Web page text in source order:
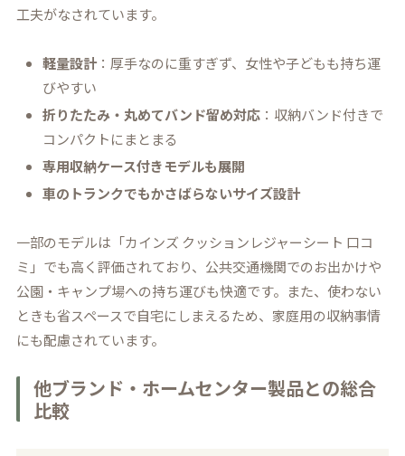
工夫がなされています。
軽量設計：厚手なのに重すぎず、女性や子どもも持ち運
びやすい
折りたたみ・丸めてバンド留め対応 ：収納バンド付きで
コンパクトにまとまる
専用収納ケース付きモデルも展開
車のトランクでもかさばらないサイズ設計
一部のモデルは「カインズ クッションレジャーシート 口コ
ミ」でも高く評価されており、公共交通機関でのお出かけや
公園・キャンプ場への持ち運びも快適です。また、使わない
ときも省スペースで自宅にしまえるため、家庭用の収納事情
にも配慮されています。
他ブランド・ホームセンター製品との総合
比較